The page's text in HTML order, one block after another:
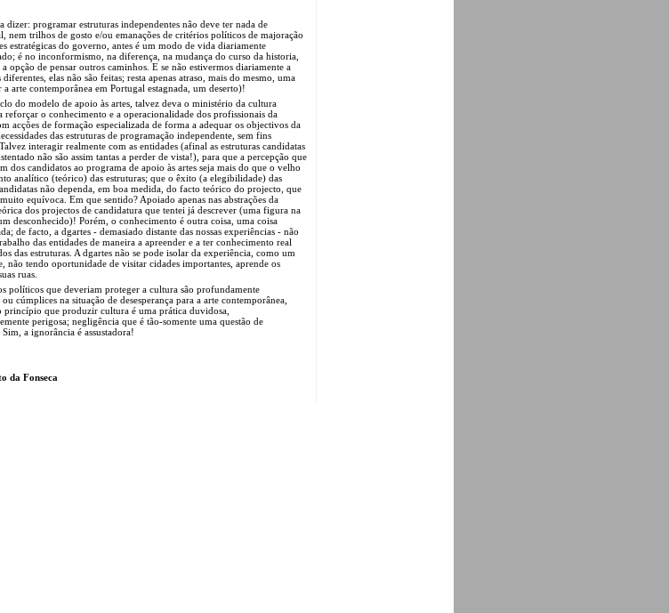
dizer: programar estruturas independentes não deve ter nada de
nem trilhos de gosto e/ou emanações de critérios políticos de majoração
estratégicas do governo, antes é um modo de vida diariamente
é no inconformismo, na diferença, na mudança do curso da historia,
a opção de pensar outros caminhos. E se não estivermos diariamente a
diferentes, elas não são feitas; resta apenas atraso, mais do mesmo, uma
a arte contemporânea em Portugal estagnada, um deserto)!
do modelo de apoio às artes, talvez deva o ministério da cultura
reforçar o conhecimento e a operacionalidade dos profissionais da
acções de formação especializada de forma a adequar os objectivos da
das estruturas de programação independente, sem fins
interagir realmente com as entidades (afinal as estruturas candidatas
não são assim tantas a perder de vista!), para que a percepção que
dos candidatos ao programa de apoio às artes seja mais do que o velho
analítico (teórico) das estruturas; que o êxito (a elegibilidade) das
não dependa, em boa medida, do facto teórico do projecto, que
equívoca. Em que sentido? Apoiado apenas nas abstrações da
dos projectos de candidatura que tentei já descrever (uma figura na
desconhecido)! Porém, o conhecimento é outra coisa, uma coisa
de facto, a dgartes - demasiado distante das nossas experiências - não
das entidades de maneira a apreender e a ter conhecimento real
das estruturas. A dgartes não se pode isolar da experiência, como um
não tendo oportunidade de visitar cidades importantes, aprende os
ruas.
políticos que deveriam proteger a cultura são profundamente
cúmplices na situação de desesperança para a arte contemporânea,
princípio que produzir cultura é uma prática duvidosa,
perigosa; negligência que é tão-somente uma questão de
a ignorância é assustadora!
da Fonseca